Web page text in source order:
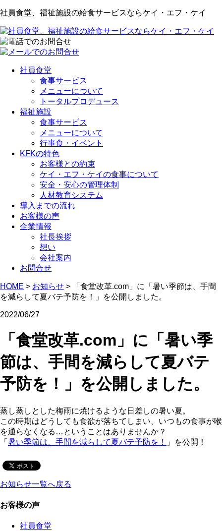
社員食堂、福祉施設の給食サービスならケイ・エフ・ケイ
社員食堂
食事サービス
メニューについて
トータルプロデュース
福祉施設
食事サービス
メニューについて
行事食・イベント
KFKの特色
お客様との約束
ケイ・エフ・ケイの食事について
安全・安心の管理体制
人材教育システム
導入までの流れ
お客様の声
企業情報
社長挨拶
想い
会社案内
お問合せ
HOME > お知らせ >
「食堂改革.com」に「暑い季節は、手間
を減らして夏バテ予防を！」を公開しました。
2022/06/27
「食堂改革.com」に「暑い季
節は、手間を減らして夏バテ
予防を！」を公開しました。
蒸し蒸しとした梅雨に焼けるような日差しの暑い夏。
この時期はどうしても食欲が落ちてしまい、いつもの食事が喉
を通らなくなる…ということはありませんか？
「 暑い季節は、手間を減らして夏バテ予防を！ 」を公開！
お知らせ一覧へ戻る
お客様の声
社員食堂